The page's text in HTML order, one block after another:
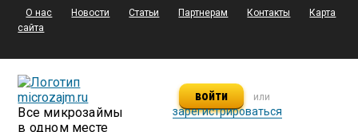
О нас Новости Статьи Партнерам Контакты
Карта
сайта
Все микрозаймы
в одном месте
войти или
зарегистрироваться